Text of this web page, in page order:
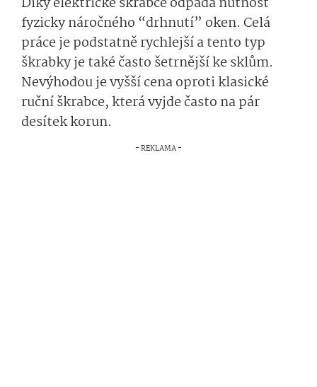
fyzicky náročného “drhnutí” oken. Celá
práce je podstatně rychlejší a tento typ
škrabky je také často šetrnější ke sklům.
Nevýhodou je vyšší cena oproti klasické
ruční škrabce, která vyjde často na pár
desítek korun.